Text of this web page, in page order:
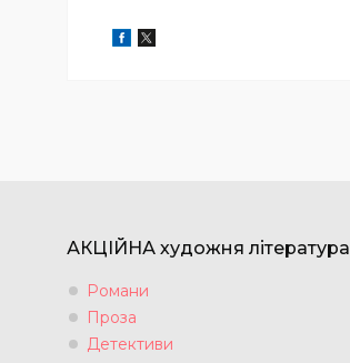
АКЦІЙНА художня література
Романи
Проза
Детективи